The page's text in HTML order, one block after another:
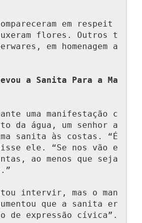
em respeit
flores. Outros t
em homenagem a
Levou a Sanita Para a Ma
uma manifestação c
da água, um senhor a
sanita às costas. “É
ele. “Se nos vão e
ao menos que seja
intervir, mas o man
que a sanita er
de expressão cívica”.